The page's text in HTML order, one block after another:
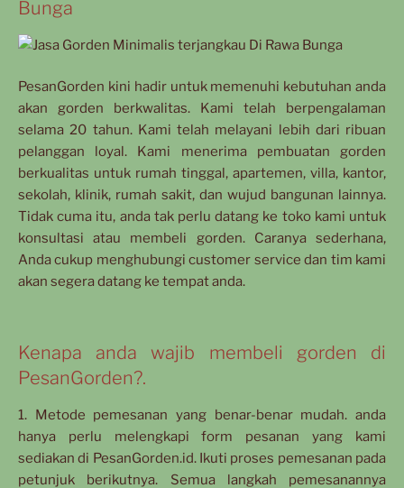
Bunga
PesanGorden kini hadir untuk memenuhi kebutuhan anda
akan gorden berkwalitas. Kami telah berpengalaman
selama 20 tahun. Kami telah melayani lebih dari ribuan
pelanggan loyal. Kami menerima pembuatan gorden
berkualitas untuk rumah tinggal, apartemen, villa, kantor,
sekolah, klinik, rumah sakit, dan wujud bangunan lainnya.
Tidak cuma itu, anda tak perlu datang ke toko kami untuk
konsultasi atau membeli gorden. Caranya sederhana,
Anda cukup menghubungi customer service dan tim kami
akan segera datang ke tempat anda.
Kenapa anda wajib membeli gorden di
PesanGorden?.
1. Metode pemesanan yang benar-benar mudah. anda
hanya perlu melengkapi form pesanan yang kami
sediakan di PesanGorden.id. Ikuti proses pemesanan pada
petunjuk berikutnya. Semua langkah pemesanannya